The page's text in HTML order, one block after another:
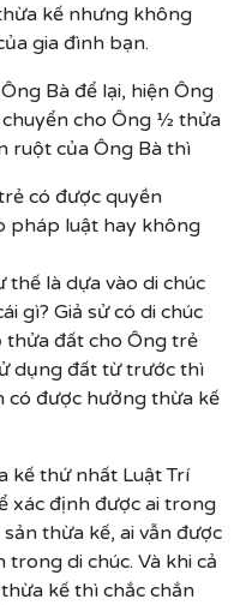
kế nhưng không
gia đình bạn.
Bà để lại, hiện Ông
chuyển cho Ông ½ thửa
ruột của Ông Bà thì
có được quyền
pháp luật hay không
thế là dựa vào di chúc
gì? Giả sử có di chúc
thửa đất cho Ông trẻ
dụng đất từ trước thì
có được hưởng thừa kế
kế thứ nhất Luật Trí
xác định được ai trong
thừa kế, ai vẫn được
di chúc. Và khi cả
kế thì chắc chắn